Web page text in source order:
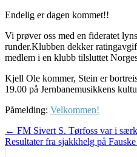
Endelig er dagen kommet!!
Vi prøver oss med en fideratet
runder.Klubben dekker
medlem i en klubb tilsluttet
Kjell Ole kommer, Stein er
19.00 på Jernbanemusikkens
Påmelding: Velkommen!
Post
navigation
← FM Sivert S. Tørfoss var i
Resultater fra sjakkhelg på